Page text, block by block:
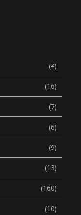
(4)
(16)
(7)
(6)
(9)
(13)
(160)
(10)